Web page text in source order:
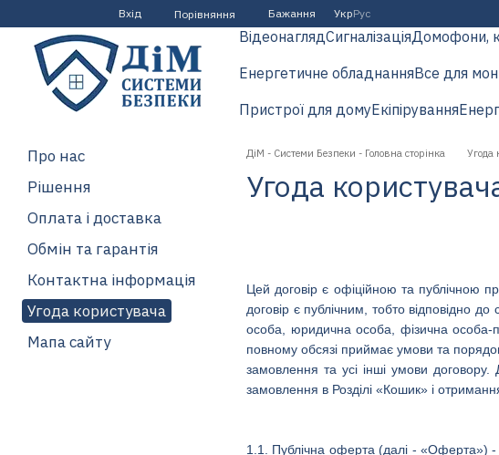
Перейти до основного контенту
Вхід Порівняння Бажання УкрРус
ВідеонаглядСигналізаціяДомофони,
Енергетичне обладнанняВсе для
Пристрої для домуЕкіпірування
ДіМ - Системи Безпеки - Головна сторінка Угода
Угода
Цей договір є офіційною та публічною
договір є публічним, тобто відповідно
особа, юридична особа, фізична
повному обсязі приймає умови та
замовлення та усі інші умови
замовлення в Розділі «Кошик» і
1.1.
Публічна оферта (далі - «Оферта») -
Про нас
Рішення
Оплата і доставка
Обмін та гарантія
Контактна інформація
Угода користувача
Мапа сайту